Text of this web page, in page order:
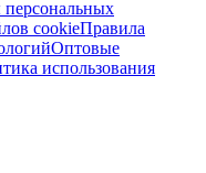
cookieПравила
Оптовые
использования